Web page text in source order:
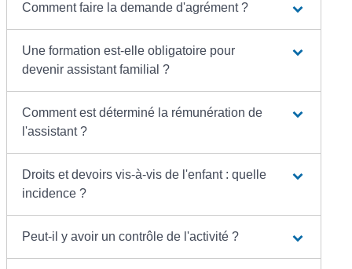
Comment faire la demande d'agrément ?
Une formation est-elle obligatoire pour
devenir assistant familial ?
Comment est déterminé la rémunération de
l'assistant ?
Droits et devoirs vis-à-vis de l'enfant : quelle
incidence ?
Peut-il y avoir un contrôle de l'activité ?